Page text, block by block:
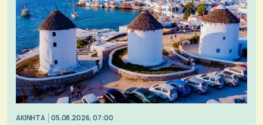
ΑΚΙΝΗΤΑ 05.08.2026, 07:00